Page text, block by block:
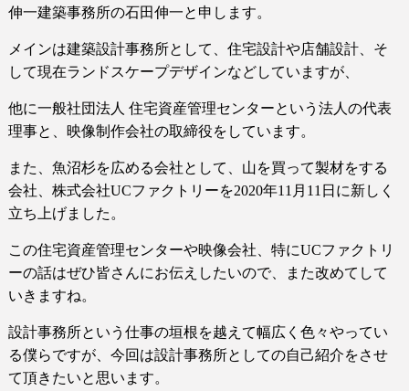
伸一建築事務所の石田伸一と申します。
メインは建築設計事務所として、住宅設計や店舗設計、そ
して現在ランドスケープデザインなどしていますが、
他に一般社団法人 住宅資産管理センターという法人の代表
理事と、映像制作会社の取締役をしています。
また、魚沼杉を広める会社として、山を買って製材をする
会社、株式会社UCファクトリーを2020年11 月 11 日に新しく
立ち上げました。
この住宅資産管理センターや映像会社、特にUCファクトリ
ーの話はぜひ皆さんにお伝えしたいので、また改めてして
いきますね。
設計事務所という仕事の垣根を越えて幅広く色々やってい
る僕らですが、今回は設計事務所としての自己紹介をさせ
て頂きたいと思います。